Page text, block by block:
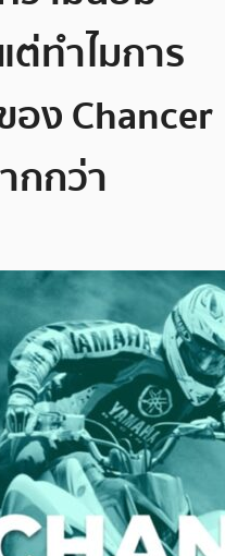
ทำไมการ
อง Chancer
กกว่า